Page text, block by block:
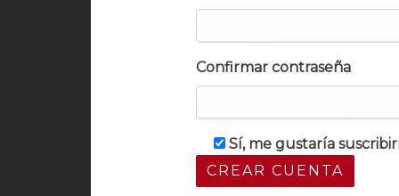
Confirmar contraseña
Sí, me gustaría
CREAR CUENTA